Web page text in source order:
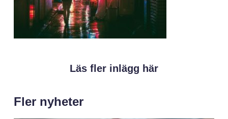
Läs fler inlägg här
Fler nyheter